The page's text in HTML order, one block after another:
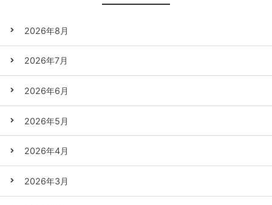
2026年8月
2026年7月
2026年6月
2026年5月
2026年4月
2026年3月